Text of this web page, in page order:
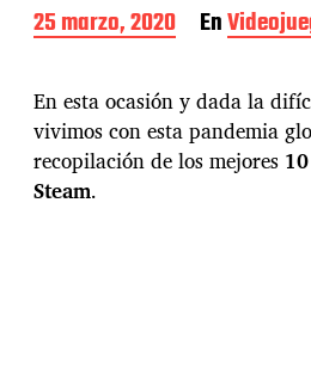
F
e
h
a
d
e
l
25 marzo, 2020 En
En esta ocasión y dada la
vivimos con esta pandemia
recopilación de los mejores
Steam.